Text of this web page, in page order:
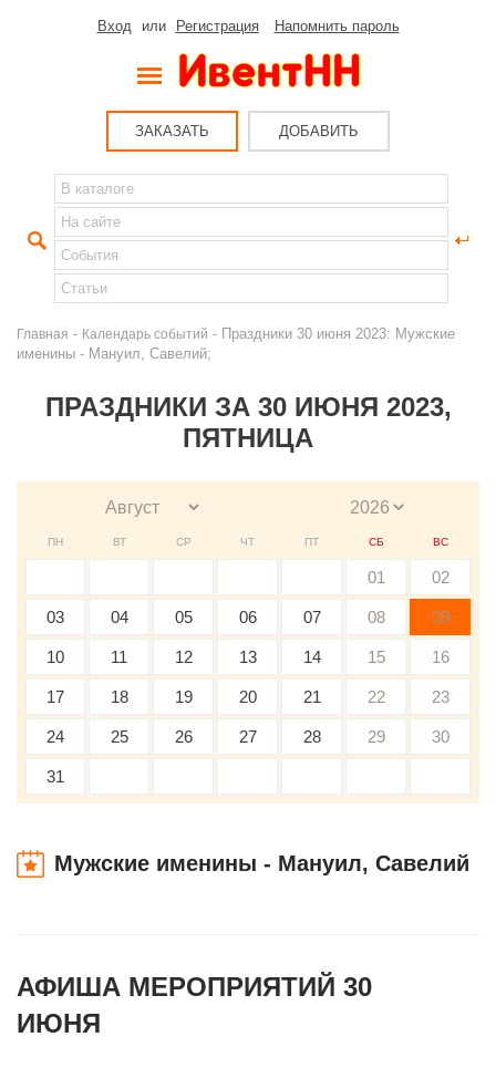
Вход или Регистрация Напомнить пароль
ЗАКАЗАТЬ ДОБАВИТЬ
Главная - Календарь событий - Праздники 30 июня 2023: Мужские
именины - Мануил, Савелий;
ПРАЗДНИКИ ЗА 30 ИЮНЯ 2023,
ПЯТНИЦА
ПН ВТ СР ЧТ ПТ СБ ВС
01 02
03 04 05 06 07 08 09
10 11 12 13 14 15 16
17 18 19 20 21 22 23
24 25 26 27 28 29 30
31
Мужские именины - Мануил, Савелий
АФИША МЕРОПРИЯТИЙ 30
ИЮНЯ